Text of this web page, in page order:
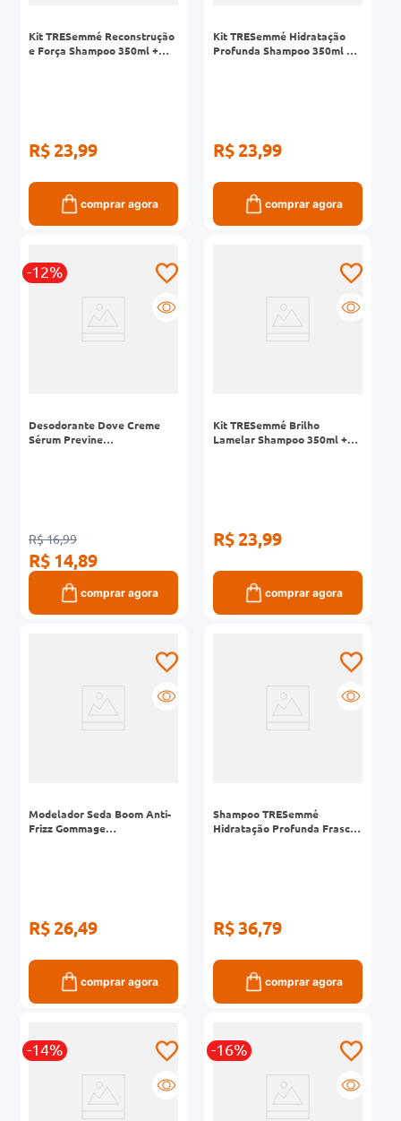
Kit TRESemmé Reconstrução
e Força Shampoo 350ml +
R$ 23,99
comprar agora
Kit TRESemmé Hidratação
Profunda Shampoo 350ml +
R$ 23,99
comprar agora
-12%
Desodorante Dove Creme
Sérum Previne
R$ 16,99
R$ 14,89
comprar agora
Kit TRESemmé Brilho
Lamelar Shampoo 350ml +
R$ 23,99
comprar agora
Modelador Seda Boom Anti-
Frizz Gommage
R$ 26,49
comprar agora
Shampoo TRESemmé
Hidratação Profunda Frasco
R$ 36,79
comprar agora
-14% -16%